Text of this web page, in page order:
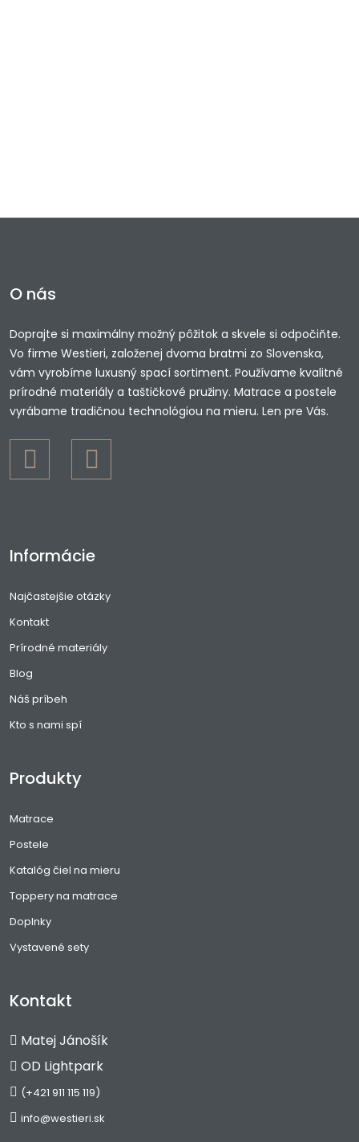
O nás
Doprajte si maximálny možný pôžitok a skvele si odpočiňte.
Vo firme Westieri, založenej dvoma bratmi zo Slovenska,
vám vyrobíme luxusný spací sortiment. Používame kvalitné
prírodné materiály a taštičkové pružiny. Matrace a postele
vyrábame tradičnou technológiou na mieru. Len pre Vás.
Informácie
Najčastejšie otázky
Kontakt
Prírodné materiály
Blog
Náš príbeh
Kto s nami spí
Produkty
Matrace
Postele
Katalóg čiel na mieru
Toppery na matrace
Doplnky
Vystavené sety
Kontakt
Matej Jánošík
OD Lightpark
(+421 911 115 119)
info@westieri.sk